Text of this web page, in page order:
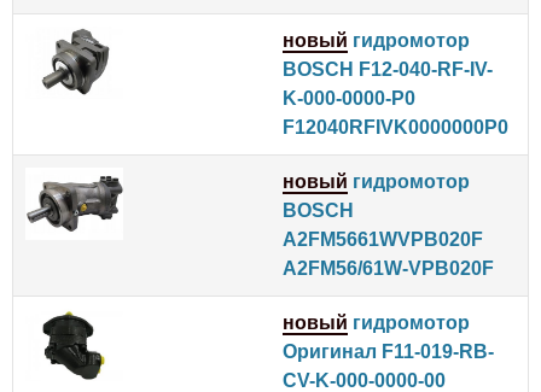
новый гидромотор
BOSCH F12-040-RF-IV-
K-000-0000-P0
F12040RFIVK0000000P0
новый гидромотор
BOSCH
A2FM5661WVPB020F
A2FM56/61W-VPB020F
новый гидромотор
Оригинал F11-019-RB-
CV-K-000-0000-00